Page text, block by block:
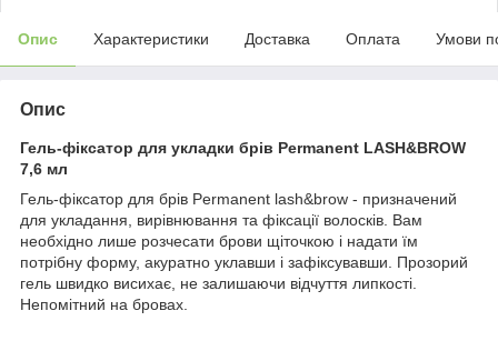
Опис Характеристики Доставка Оплата Умови
Опис
Гель-фіксатор для укладки брів Permanent LASH&BROW
7,6 мл
Гель-фіксатор для брів Permanent lash&brow - призначений
для укладання, вирівнювання та фіксації волосків. Вам
необхідно лише розчесати брови щіточкою і надати їм
потрібну форму, акуратно уклавши і зафіксувавши. Прозорий
гель швидко висихає, не залишаючи відчуття липкості.
Непомітний на бровах.